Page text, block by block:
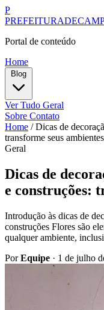
P
Portal de conteúdo
Home
Ver Tudo Geral
Sobre Contato
Home / Dicas de
transforme seus ambientes
Geral
Dicas de
e construções:
Introdução às dicas de
construções Flores são
qualquer ambiente,
PorEquipe · 1 de julho